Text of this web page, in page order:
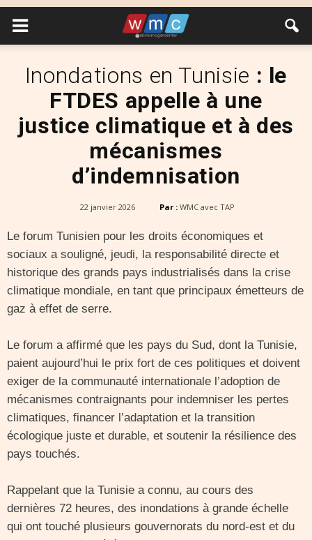
Inondations en Tunisie : le
FTDES appelle à une
justice climatique et à des
mécanismes
d’indemnisation
22 janvier 2026 Par : WMC avec TAP
Le forum Tunisien pour les droits économiques et
sociaux a souligné, jeudi, la responsabilité directe et
historique des grands pays industrialisés dans la crise
climatique mondiale, en tant que principaux émetteurs de
gaz à effet de serre.
Le forum a affirmé que les pays du Sud, dont la Tunisie,
paient aujourd’hui le prix fort de ces politiques et doivent
exiger de la communauté internationale l’adoption de
mécanismes contraignants pour indemniser les pertes
climatiques, financer l’adaptation et la transition
écologique juste et durable, et soutenir la résilience des
pays touchés.
Rappelant que la Tunisie a connu, au cours des
dernières 72 heures, des inondations à grande échelle
qui ont touché plusieurs gouvernorats du nord-est et du